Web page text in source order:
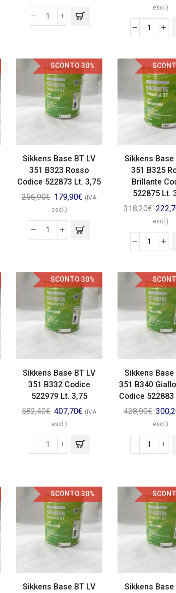
escl.)
SCONTO 30%
Sikkens Base BT LV
351 B323 Rosso
Codice 522873 Lt. 3,75
256,90€ 179,90€ (IVA
escl.)
Sikkens Base
351 B325
Brillante
522875 Lt.
318,20€
escl.)
SCONTO 30%
Sikkens Base BT LV
351 B332 Codice
522979 Lt. 3,75
582,40€ 407,70€ (IVA
escl.)
Sikkens Base
351 B340
Codice 522883
428,90€
escl.)
SCONTO 30%
Sikkens Base BT LV
Sikkens Base